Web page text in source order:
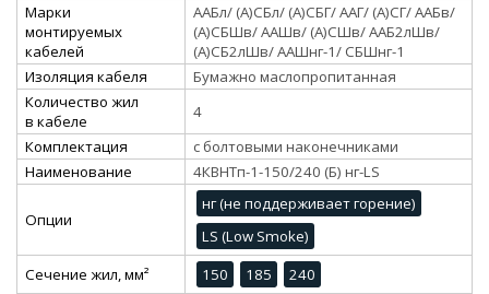
Марки
монтируемых
кабелей
ААБл/ (А)СБл/ (А)СБГ/ ААГ/ (А)СГ/ ААБв/
(А)СБШв/ ААШв/ (А)СШв/ ААБ2лШв/
(А)СБ2лШв/ ААШнг-1/ СБШнг-1
Изоляция кабеля
Бумажно маслопропитанная
Количество жил
в кабеле
4
Комплектация
с болтовыми наконечниками
Наименование
4КВНТп-1-150/240 (Б) нг-LS
Опции
нг (не поддерживает горение)
LS (Low Smoke)
Сечение жил, мм²
150 185
240